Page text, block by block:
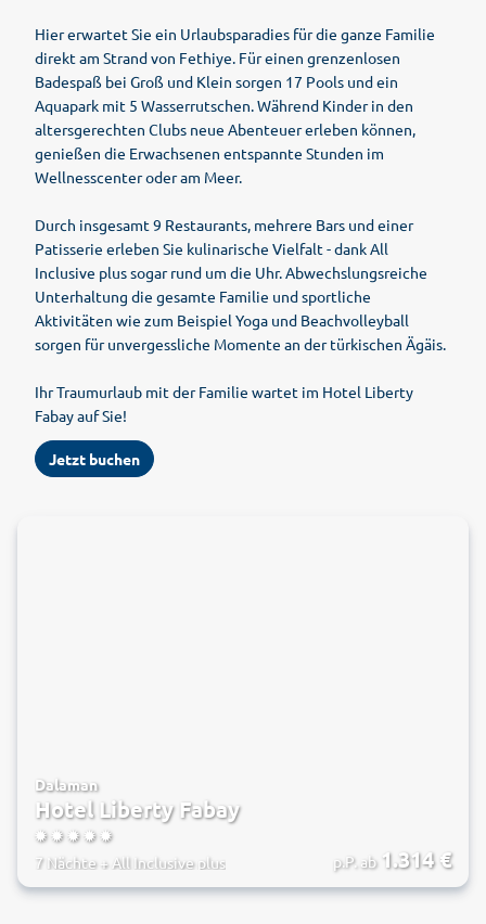
Hier erwartet Sie ein Urlaubsparadies für die ganze Familie
direkt am Strand von Fethiye. Für einen grenzenlosen
Badespaß bei Groß und Klein sorgen 17 Pools und ein
Aquapark mit 5 Wasserrutschen. Während Kinder in den
altersgerechten Clubs neue Abenteuer erleben können,
genießen die Erwachsenen entspannte Stunden im
Wellnesscenter oder am Meer.
Durch insgesamt 9 Restaurants, mehrere Bars und einer
Patisserie erleben Sie kulinarische Vielfalt - dank All
Inclusive plus sogar rund um die Uhr. Abwechslungsreiche
Unterhaltung die gesamte Familie und sportliche
Aktivitäten wie zum Beispiel Yoga und Beachvolleyball
sorgen für unvergessliche Momente an der türkischen Ägäis.
Ihr Traumurlaub mit der Familie wartet im Hotel Liberty
Fabay auf Sie!
Jetzt buchen
Dalaman
Hotel Liberty Fabay
7 Nächte+ All Inclusive plus p.P. ab 1.314€